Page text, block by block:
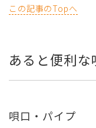
この記事のTopへ
あると便利
唄口・パイプ